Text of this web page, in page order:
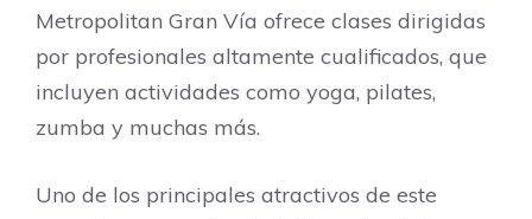
Metropolitan Gran Vía ofrece clases dirigidas
por profesionales altamente cualificados, que
incluyen actividades como yoga, pilates,
zumba y muchas más.
Uno de los principales atractivos de este